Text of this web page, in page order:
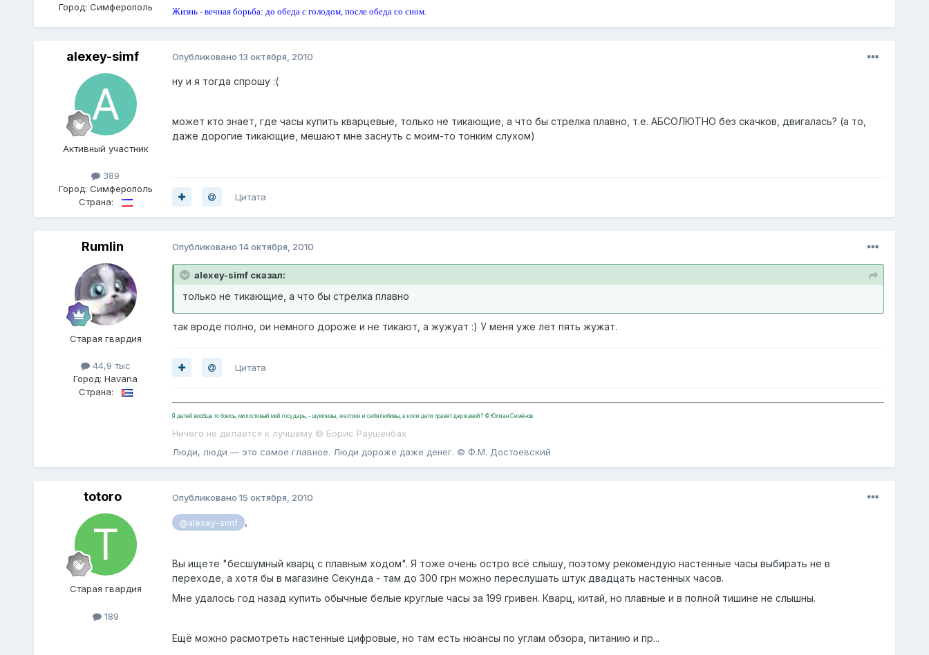
Город: Симферополь Жизнь - вечная борьба: до обеда с голодом, после обеда со сном.
alexey-simf
Активный участник
389
Город: Симферополь
Страна:
Опубликовано 13 октября, 2010
ну и я тогда спрошу :(
может кто знает, где часы купить кварцевые, только не тикающие, а что бы стрелка плавно, т.е. АБСОЛЮТНО без скачков, двигалась? (а то,
даже дорогие тикающие, мешают мне заснуть с моим-то тонким слухом)
Цитата
Rumlin
Старая гвардия
44,9 тыс
Город:Havana
Страна:
Опубликовано 14 октября, 2010
alexey-simf сказал:
только не тикающие, а что бы стрелка плавно
так вроде полно, ои немного дороже и не тикают, а жужуат :) У меня уже лет пять жужат.
Цитата
Я детей вообще то боюсь, милостивый мой государь, - шумливы, жестоки и себялюбивы, а коли дети правят державой? ©Юлиан Семёнов
Ничего не делается к лучшему © Борис Раушенбах
Люди, люди — это самое главное. Люди дороже даже денег. © Ф.М. Достоевский
totoro
Старая гвардия
189
Опубликовано 15 октября, 2010
@alexey-simf ,
Вы ищете "бесшумный кварц с плавным ходом". Я тоже очень остро всё слышу, поэтому рекомендую настенные часы выбирать не в
переходе, а хотя бы в магазине Секунда - там до 300 грн можно переслушать штук двадцать настенных часов.
Мне удалось год назад купить обычные белые круглые часы за 199 гривен. Кварц, китай, но плавные и в полной тишине не слышны.
Ещё можно расмотреть настенные цифровые, но там есть нюансы по углам обзора, питанию и пр...